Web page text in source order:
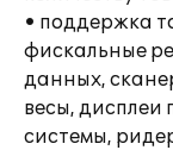
• поддержка
фискальные
данных,
весы, дисплеи
системы,